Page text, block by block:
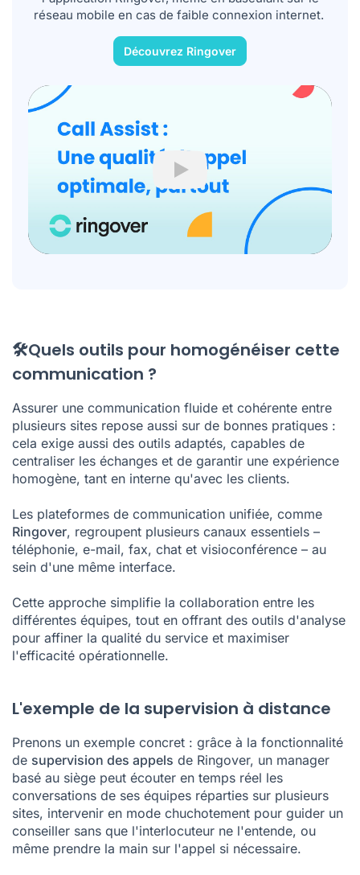
réseau mobile en cas de faible connexion internet.
Découvrez Ringover
Play
🛠️Quels outils pour homogénéiser cette
communication ?
Assurer une communication fluide et cohérente entre
plusieurs sites repose aussi sur de bonnes pratiques :
cela exige aussi des outils adaptés, capables de
centraliser les échanges et de garantir une expérience
homogène, tant en interne qu'avec les clients.
Les plateformes de communication unifiée, comme
Ringover, regroupent plusieurs canaux essentiels –
téléphonie, e-mail, fax, chat et visioconférence – au
sein d'une même interface.
Cette approche simplifie la collaboration entre les
différentes équipes, tout en offrant des outils d'analyse
pour affiner la qualité du service et maximiser
l'efficacité opérationnelle.
L'exemple de la supervision à distance
Prenons un exemple concret : grâce à la fonctionnalité
de supervision des appels de Ringover, un manager
basé au siège peut écouter en temps réel les
conversations de ses équipes réparties sur plusieurs
sites, intervenir en mode chuchotement pour guider un
conseiller sans que l'interlocuteur ne l'entende, ou
même prendre la main sur l'appel si nécessaire.